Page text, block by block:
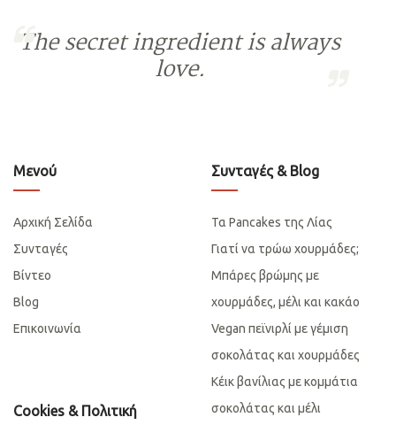
The secret ingredient is always
love.
Μενού
Αρχική Σελίδα
Συνταγές
Βίντεο
Blog
Επικοινωνία
Cookies & Πολιτική
Συνταγές & Blog
Τα Pancakes της Λίας
Γιατί να τρώω χουρμάδες;
Μπάρες βρώμης με
χουρμάδες, μέλι και κακάο
Vegan πεϊνιρλί με γέμιση
σοκολάτας και χουρμάδες
Κέικ βανίλιας με κομμάτια
σοκολάτας και μέλι